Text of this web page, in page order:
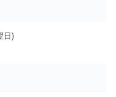
日)